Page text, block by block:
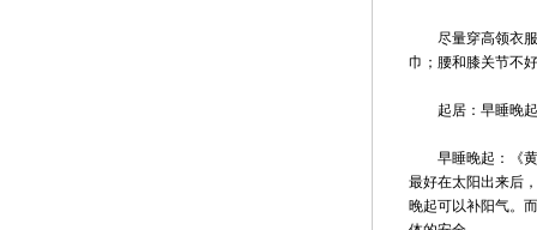
尽量穿高领衣服
巾；腰和膝关节不
起居：早睡晚起
早睡晚起：《黄
最好在太阳出来后
晚起可以补阳气。